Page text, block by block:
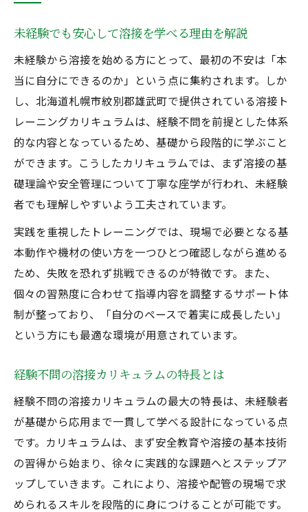
溶接カリキュラムが未経験者に最適な理由
未経験歓迎の研修で配管スキルアップ
なぜ未経験・経験不問が重視されるのか
基礎から実践へ進むカリキュラム体験記
未経験から溶接実技までのステップを紹介
配管も学べる未経験者向け研修の進行例
溶接カリキュラムで経験不問が実現する理
由
溶接未経験者が実践力を高めるコツ
配管分野へ転身したい方への具体的ステップ
未経験から配管へ進むための溶接研修活用
法
配管分野も経験不問で挑戦できるポイント
配管転身に役立つ未経験者向けカリキュラ
ム
経験不問でも配管分野で成功する秘訣
経験がなくても安心して挑戦できる道筋
未経験歓迎の溶接研修が安心な理由
経験不問で始める配管スキル習得の流れ
未経験でも安心して溶接を学べる理由を解説
未経験から溶接を始める方にとって、最初の不安は「本
当に自分にできるのか」という点に集約されます。しか
し、北海道札幌市紋別郡雄武町で提供されている溶接ト
レーニングカリキュラムは、経験不問を前提とした体系
的な内容となっているため、基礎から段階的に学ぶこと
ができます。こうしたカリキュラムでは、まず溶接の基
礎理論や安全管理について丁寧な座学が行われ、未経験
者でも理解しやすいよう工夫されています。
実践を重視したトレーニングでは、現場で必要となる基
本動作や機材の使い方を一つひとつ確認しながら進める
ため、失敗を恐れず挑戦できるのが特徴です。また、
個々の習熟度に合わせて指導内容を調整するサポート体
制が整っており、「自分のペースで着実に成長したい」
という方にも最適な環境が用意されています。
経験不問の溶接カリキュラムの特長とは
経験不問の溶接カリキュラムの最大の特長は、未経験者
が基礎から応用まで一貫して学べる設計になっている点
です。カリキュラムは、まず安全教育や溶接の基本技術
の習得から始まり、徐々に実践的な課題へとステップア
ップしていきます。これにより、溶接や配管の現場で求
められるスキルを段階的に身につけることが可能です。